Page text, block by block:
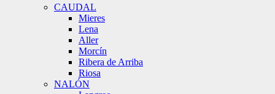
CAUDAL
Mieres
Lena
Aller
Morcín
Ribera de Arriba
Riosa
NALÓN